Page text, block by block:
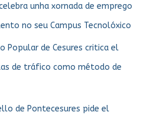
unha xornada de emprego
no seu Campus Tecnolóxico
Popular de Cesures critica el
de tráfico como método de
de Pontecesures pide el